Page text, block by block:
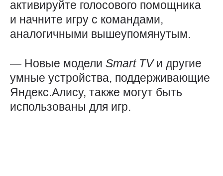
активируйте голосового помощника
и начните игру с командами,
аналогичными вышеупомянутым.
— Новые модели Smart TVи другие
умные устройства, поддерживающие
Яндекс.Алису, также могут быть
использованы для игр.